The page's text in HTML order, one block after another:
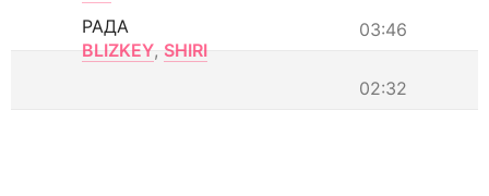
03:46
РАДА
BLIZKEY, SHIRI
02:32